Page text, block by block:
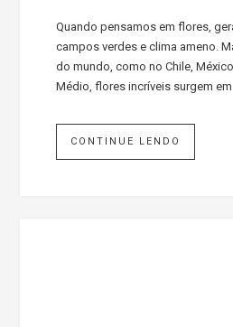
Quando pensamos em flores,
campos verdes e clima ameno.
do mundo, como no Chile,
Médio, flores incríveis surgem em
CONTINUE LENDO